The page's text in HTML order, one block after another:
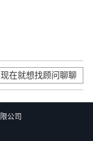
现在就想找顾问聊聊
公司